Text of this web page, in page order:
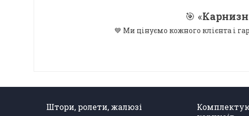
🎯 «
💙 Ми цінуємо кожного клієнта і
Штори, ролети, жалюзі